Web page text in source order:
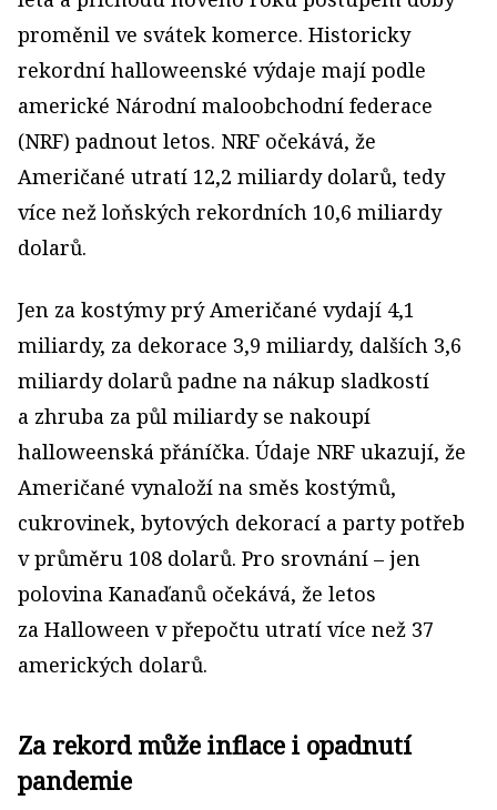
proměnil ve svátek komerce. Historicky
rekordní halloweenské výdaje mají podle
americké Národní maloobchodní federace
(NRF) padnout letos. NRF očekává, že
Američané utratí 12,2 miliardy dolarů, tedy
více než loňských rekordních 10,6 miliardy
dolarů.
Jen za kostýmy prý Američané vydají 4,1
miliardy, za dekorace 3,9 miliardy, dalších 3,6
miliardy dolarů padne na nákup sladkostí
a zhruba za půl miliardy se nakoupí
halloweenská přáníčka. Údaje NRF ukazují, že
Američané vynaloží na směs kostýmů,
cukrovinek, bytových dekorací a party potřeb
v průměru 108 dolarů. Pro srovnání – jen
polovina Kanaďanů očekává, že letos
za Halloween v přepočtu utratí více než 37
amerických dolarů.
Za rekord může inflace i opadnutí
pandemie